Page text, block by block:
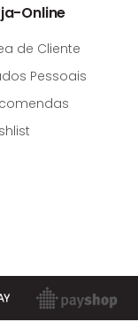
Online
de Cliente
Pessoais